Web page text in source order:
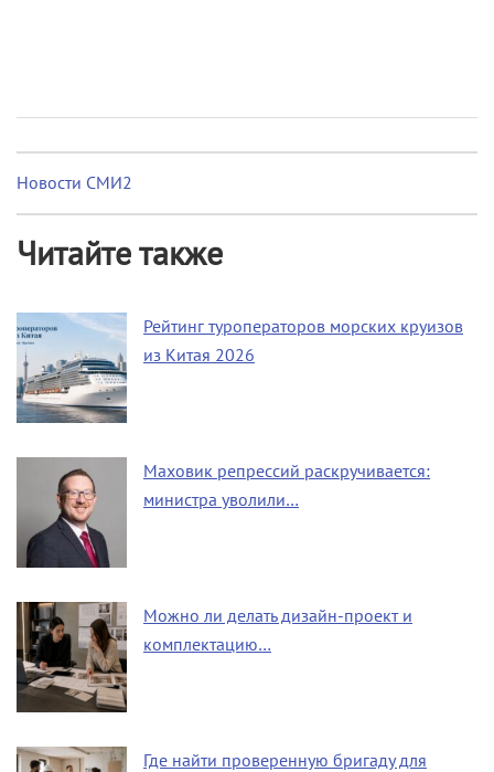
Новости СМИ2
Читайте также
Рейтинг туроператоров морских круизов
из Китая 2026
Маховик репрессий раскручивается:
министра уволили…
Можно ли делать дизайн-проект и
комплектацию…
Где найти проверенную бригаду для